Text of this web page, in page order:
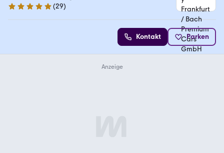
5 Sterne
(29)
Kontakt Parken